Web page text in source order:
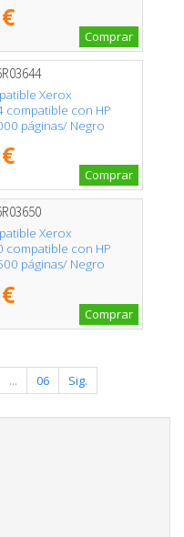
Comprar
Xerox
compatible con HP
páginas/ Negro
Comprar
Xerox
compatible con HP
páginas/ Negro
Comprar
... 06 Sig.